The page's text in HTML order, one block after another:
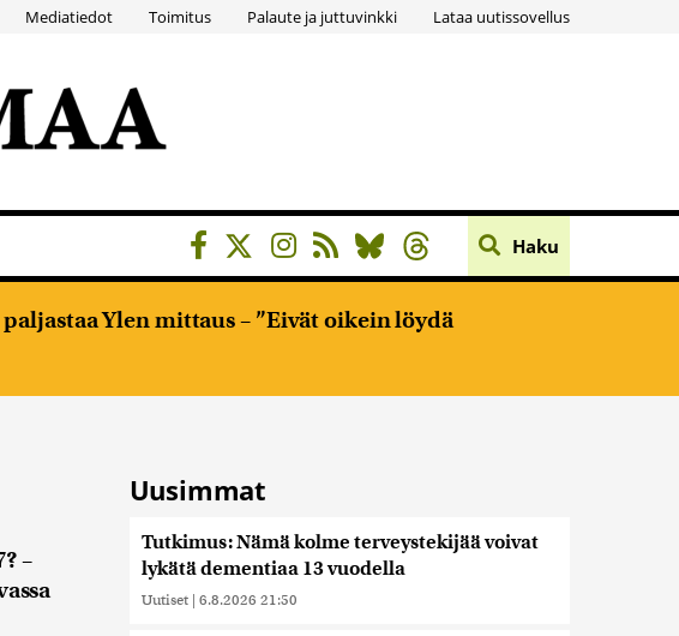
Mediatiedot Toimitus Palaute ja juttuvinkki Lataa uutissovellus
Haku
Ylen mittaus – ”Eivät oikein löydä
–
Uusimmat
Tutkimus: Nämä kolme terveystekijää voivat
lykätä dementiaa 13 vuodella
Uutiset | 6.8.2026 21:50